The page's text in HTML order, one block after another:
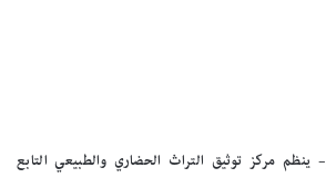
في 22 سبتمبر– ينظم مركز توثيق التراث الحضاري والطبيعي التابع